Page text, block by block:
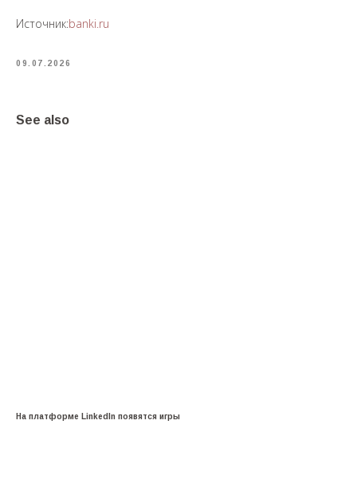
Источник:banki.ru
09.07.2026
See also
На платформе LinkedIn появятся игры